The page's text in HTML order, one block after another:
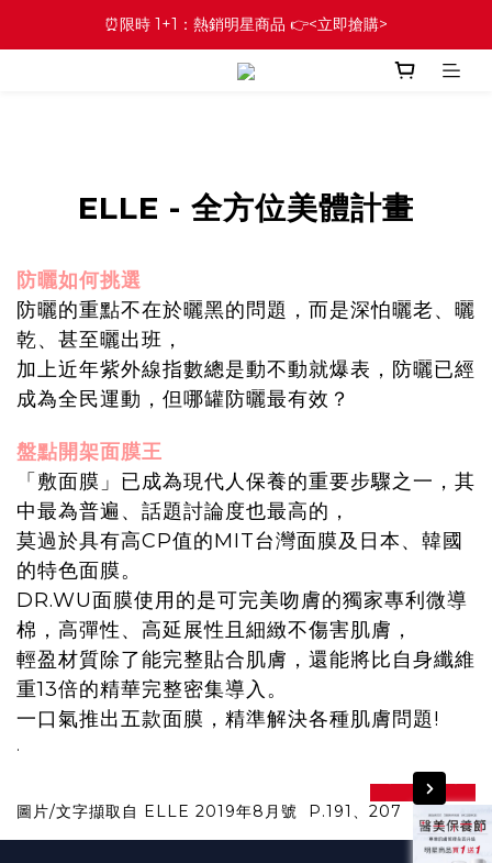
⏰限時 1+1：熱銷明星商品 👉<立即搶購>
ELLE - 全方位美體計畫
防曬如何挑選
防曬的重點不在於曬黑的問題，而是深怕曬老、曬
乾、甚至曬出班，
加上近年紫外線指數總是動不動就爆表，防曬已經
成為全民運動，但哪罐防曬最有效？
盤點開架面膜王
「敷面膜」已成為現代人保養的重要步驟之一，其
中最為普遍、話題討論度也最高的，
莫過於具有高CP值的MIT台灣面膜及日本、韓國
的特色面膜。
DR.WU面膜使用的是可完美吻膚的獨家專利微導
棉，高彈性、高延展性且細緻不傷害肌膚，
輕盈材質除了能完整貼合肌膚，還能將比自身纖維
重13倍的精華完整密集導入。
一口氣推出五款面膜，精準解決各種肌膚問題!
.
圖片/文字擷取自 ELLE 2019年8月號 P.191、207